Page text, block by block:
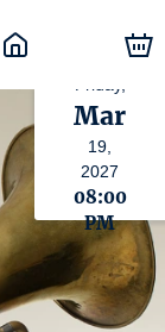
Mar
19,
2027
08:00
PM